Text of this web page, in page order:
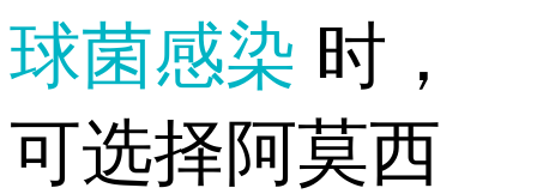
球菌感染 时，
可选择阿莫西